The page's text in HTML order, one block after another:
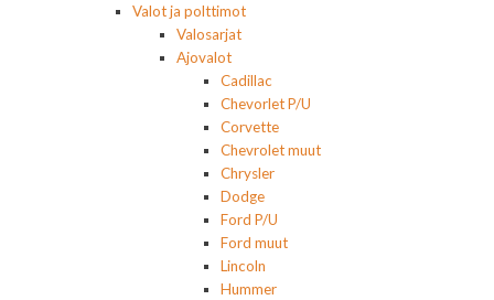
Valot ja polttimot
Valosarjat
Ajovalot
Cadillac
Chevorlet P/U
Corvette
Chevrolet muut
Chrysler
Dodge
Ford P/U
Ford muut
Lincoln
Hummer